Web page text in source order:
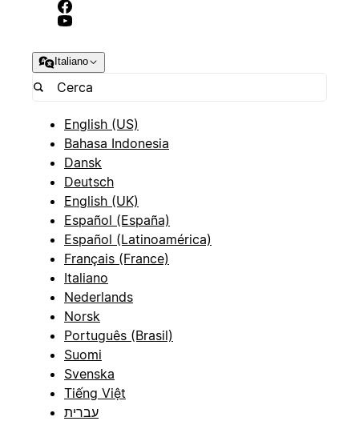
Italiano
English (US)
Bahasa Indonesia
Dansk
Deutsch
English (UK)
Español (España)
Español (Latinoamérica)
Français (France)
Italiano
Nederlands
Norsk
Português (Brasil)
Suomi
Svenska
Tiếng Việt
עברית